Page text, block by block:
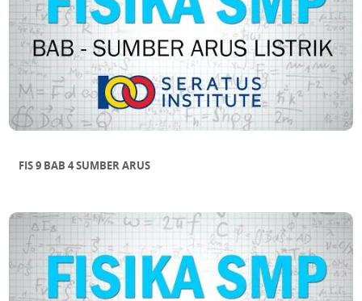
FIS 9 BAB 4 SUMBER ARUS